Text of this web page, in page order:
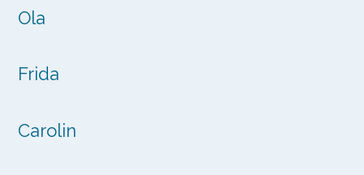
Ola
Frida
Carolin